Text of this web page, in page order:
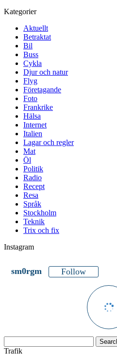
Kategorier
Aktuellt
Betraktat
Bil
Buss
Cykla
Djur och natur
Flyg
Företagande
Foto
Frankrike
Hälsa
Internet
Italien
Lagar och regler
Mat
Öl
Politik
Radio
Recept
Resa
Språk
Stockholm
Teknik
Trix och fix
Instagram
sm0rgm Follow
Trafik